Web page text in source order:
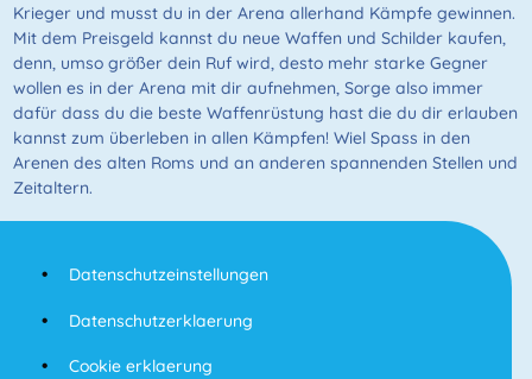
Krieger und musst du in der Arena allerhand Kämpfe gewinnen.
Mit dem Preisgeld kannst du neue Waffen und Schilder kaufen,
denn, umso größer dein Ruf wird, desto mehr starke Gegner
wollen es in der Arena mit dir aufnehmen, Sorge also immer
dafür dass du die beste Waffenrüstung hast die du dir erlauben
kannst zum überleben in allen Kämpfen! Wiel Spass in den
Arenen des alten Roms und an anderen spannenden Stellen und
Zeitaltern.
Datenschutzeinstellungen
Datenschutzerklaerung
Cookie erklaerung